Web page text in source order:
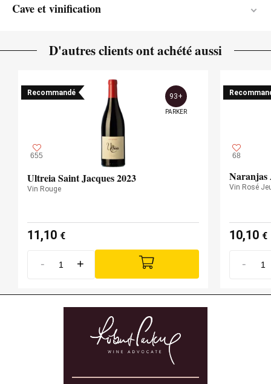
Cave et vinification
D'autres clients ont achété aussi
Recommandé
655
93+
PARKER
Ultreia Saint Jacques 2023
Vin Rouge
11,10 €
- +
68
Naranjas
Vin Rosé
10,10 €
-